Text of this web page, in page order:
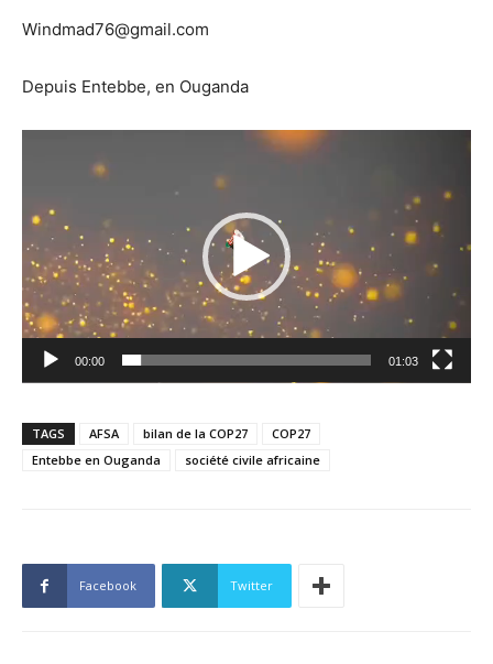
Windmad76@gmail.com
Depuis Entebbe, en Ouganda
Lecteur
00:00 01:03
TAGS AFSA bilan de la COP27
COP27
Entebbe en Ouganda
société civile africaine
Facebook Twitter